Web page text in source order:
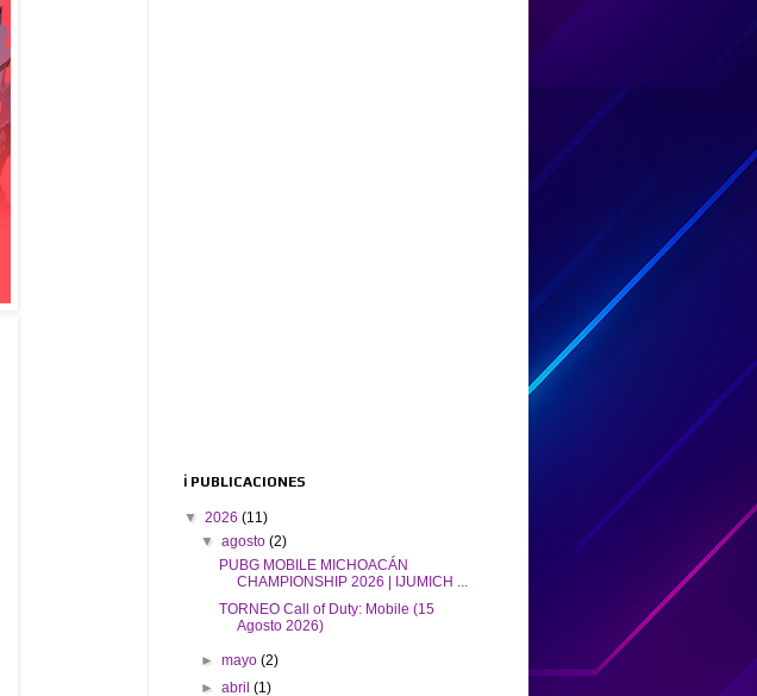
ℹ️ PUBLICACIONES
▼ 2026 (11)
▼agosto(2)
PUBG MOBILE MICHOACÁN
CHAMPIONSHIP 2026 | IJUMICH ...
TORNEO Call of Duty: Mobile (15
Agosto 2026)
►mayo(2)
►abril(1)